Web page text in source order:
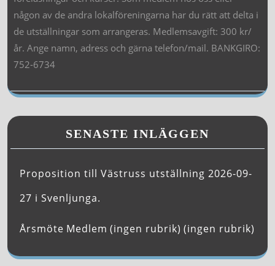
någon av de andra lokalföreningarna har du rätt att delta i
de utställningar som arrangeras. Medlemsavgift: 300 kr/
år. Ange namn, adress och gärna telefon/mail. BANKGIRO:
752-6734
SENASTE INLÄGGEN
Proposition till Västruss utställning 2026-09-
27 i Svenljunga.
Årsmöte Medlem (ingen rubrik) (ingen rubrik)